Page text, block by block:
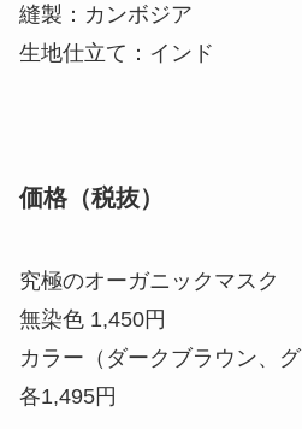
縫製：カンボジア
生地仕立て：インド
価格（税抜）
究極のオーガニックマスク
無染色 1,450円
カラー（ダークブラウン、
各1,495円